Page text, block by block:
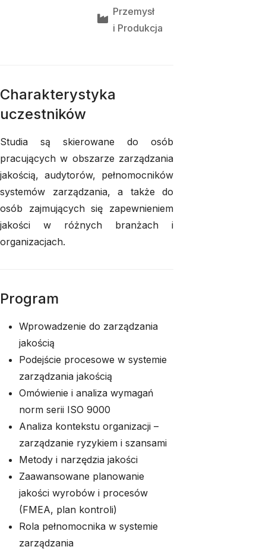
Przemysł
i Produkcja
Charakterystyka
uczestników
Studia są skierowane do osób
pracujących w obszarze zarządzania
jakością, audytorów, pełnomocników
systemów zarządzania, a także do
osób zajmujących się zapewnieniem
jakości w różnych branżach i
organizacjach.
Program
Wprowadzenie do zarządzania
jakością
Podejście procesowe w systemie
zarządzania jakością
Omówienie i analiza wymagań
norm serii ISO 9000
Analiza kontekstu organizacji –
zarządzanie ryzykiem i szansami
Metody i narzędzia jakości
Zaawansowane planowanie
jakości wyrobów i procesów
(FMEA, plan kontroli)
Rola pełnomocnika w systemie
zarządzania